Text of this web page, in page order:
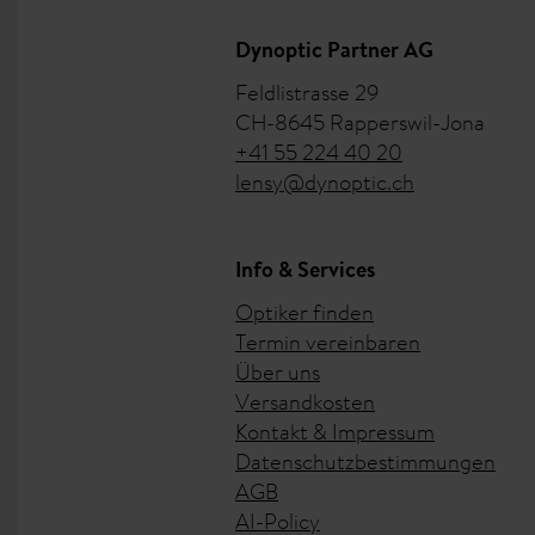
Lensy Monthly:
Sie möchten hauptsächlich
für Sie!Monatskontaktlinsen
somit zu den beliebtesten
Weiteres Lensy
UnsereLensy Kontaktlinsen
einem angenehmen Erlebnis.
Neben den Kontaktlinsen
Pflegemittel (Lensy Care,
ein angenehmes Tragegefühl
Dynoptic Partner AG
Feldlistrasse 29
CH-8645 Rapperswil-Jona
+41 55 224 40 20
lensy@dynoptic.ch
Info & Services
Optiker finden
Termin vereinbaren
Über uns
Versandkosten
Kontakt & Impressum
Datenschutzbestimmungen
AGB
AI-Policy